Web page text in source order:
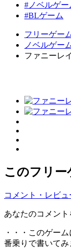
#ノベルゲー
#BLゲーム
フリーゲー
ノベルゲー
ファニーレ
このフリー
コメント・レビ
あなたのコメント
・・・このゲー
番乗りで書いてみ